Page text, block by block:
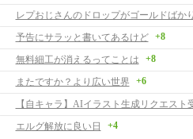
レプおじさんのドロップがゴールドばか
予告にサラッと書いてあるけど
+8
無料細工が消えるってことは +8
またですか？より広い世界 +6
エルグ解放に良い日 +4